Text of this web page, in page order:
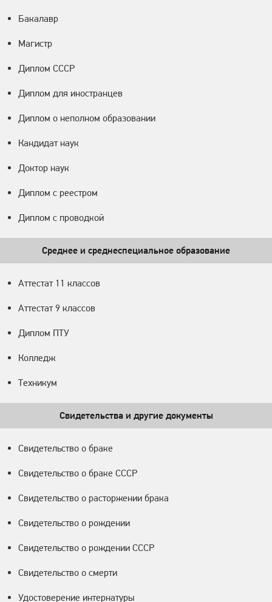
Бакалавр
Магистр
Диплом СССР
Диплом для иностранцев
Диплом о неполном образовании
Кандидат наук
Доктор наук
Диплом с реестром
Диплом с проводкой
Среднее и среднеспециальное образование
Аттестат 11 классов
Аттестат 9 классов
Диплом ПТУ
Колледж
Техникум
Свидетельства и другие документы
Свидетельство о браке
Свидетельство о браке СССР
Свидетельство о расторжении брака
Свидетельство о рождении
Свидетельство о рождении СССР
Свидетельство о смерти
Удостоверение интернатуры